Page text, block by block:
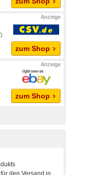
zum Shop
zum Shop